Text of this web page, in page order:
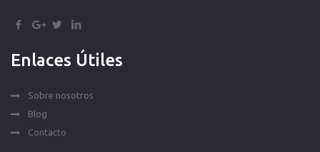
Enlaces Útiles
Sobre nosotros
Blog
Contacto